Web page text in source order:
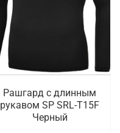
Рашгард с длинным
рукавом SP SRL-T15F
Черный